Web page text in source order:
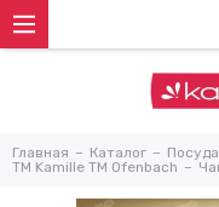
Главная Каталог
TM Kamille TM Ofenbach